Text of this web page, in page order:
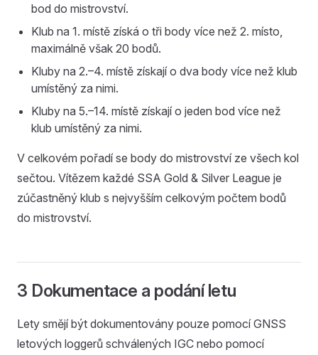
bod do mistrovství.
Klub na 1. místě získá o tři body více než 2. místo,
maximálně však 20 bodů.
Kluby na 2.–4. místě získají o dva body více než klub
umístěný za nimi.
Kluby na 5.–14. místě získají o jeden bod více než
klub umístěný za nimi.
V celkovém pořadí se body do mistrovství ze všech kol
sečtou. Vítězem každé SSA Gold & Silver League je
zúčastněný klub s nejvyšším celkovým počtem bodů
do mistrovství.
3 Dokumentace a podání letu
Lety smějí být dokumentovány pouze pomocí GNSS
letových loggerů schválených IGC nebo pomocí